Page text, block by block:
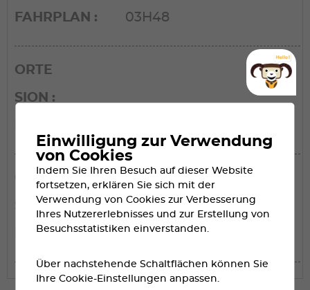
FAHRPLAN 03H48
ORTE
SION
ORTE
SIERRE/SIDERS
FAHRPLAN 04H10
Einwilligung zur Verwendung
von Cookies
Indem Sie Ihren Besuch auf dieser Website
fortsetzen, erklären Sie sich mit der
Verwendung von Cookies zur Verbesserung
Ihres Nutzererlebnisses und zur Erstellung von
Besuchsstatistiken einverstanden.
Über nachstehende Schaltflächen können Sie
Ihre Cookie-Einstellungen anpassen.